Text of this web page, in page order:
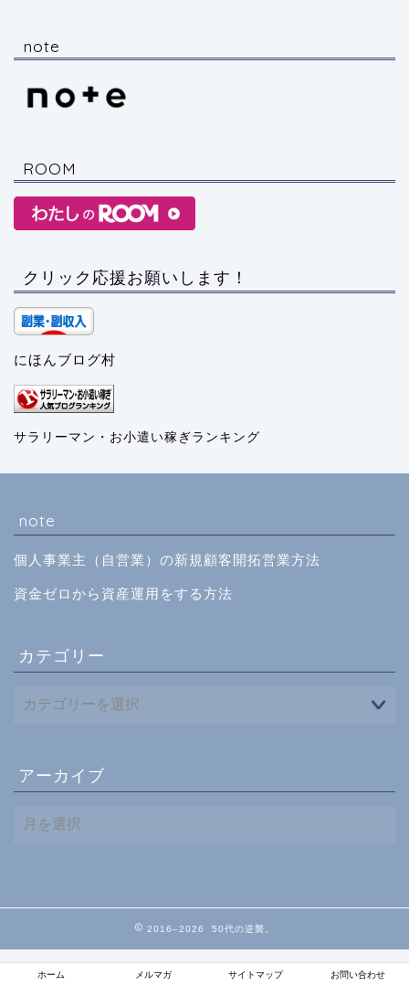
note
ROOM
クリック応援お願いします！
にほんブログ村
サラリーマン・お小遣い稼ぎランキング
note
個人事業主（自営業）の新規顧客開拓営業方法
資金ゼロから資産運用をする方法
カテゴリー
アーカイブ
ー
2016–2026 50代の逆襲。
ホーム メルマガ サイトマップ お問い合わせ